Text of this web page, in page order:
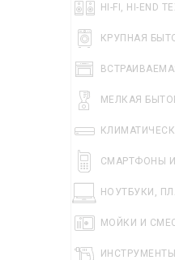
HI-FI, HI-END
КРУПНАЯ
МЕЛКАЯ
СМАРТФОНЫ
НОУТБУКИ,
МОЙКИ И
ИНСТРУМЕНТЫ